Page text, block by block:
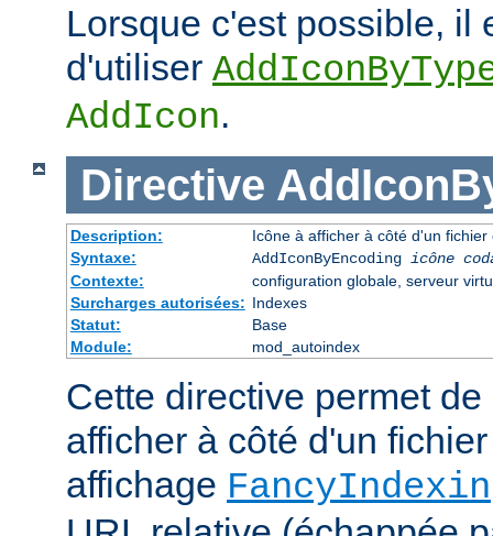
Lorsque c'est possible, il
d'utiliser
AddIcon.
Directive
Description:
Icône à afficher à côté d'un
Syntaxe:
AddIconByEncoding icône
Contexte:
configuration globale, serveur
Surcharges autorisées: Indexes
Statut:
Base
Module:
mod_autoindex
Cette directive permet
afficher à côté d'un
affichage